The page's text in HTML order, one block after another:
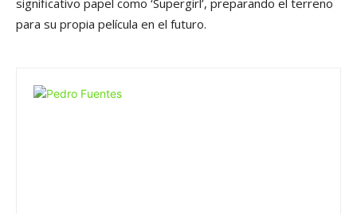
para su propia película en el futuro.